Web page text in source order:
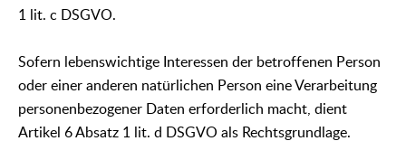
1 lit. c DSGVO.
Sofern lebenswichtige Interessen der betroffenen Person
oder einer anderen natürlichen Person eine Verarbeitung
personenbezogener Daten erforderlich macht, dient
Artikel 6 Absatz 1 lit. d DSGVO als Rechtsgrundlage.